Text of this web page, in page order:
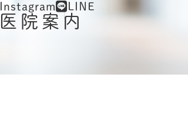
Instagram LINE
医院案内